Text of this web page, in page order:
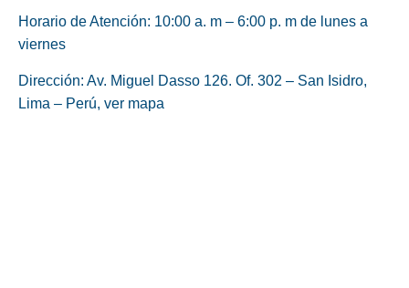
Horario de Atención: 10:00 a. m – 6:00 p. m de lunes a
viernes
Dirección: Av. Miguel Dasso 126. Of. 302 – San Isidro,
Lima – Perú, ver mapa